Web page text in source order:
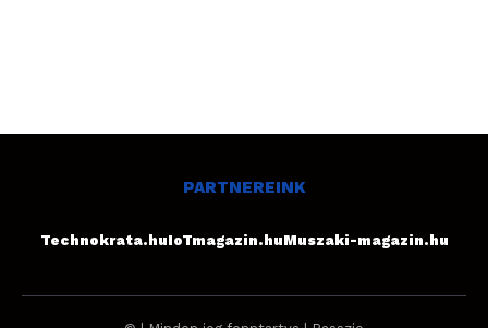
PARTNEREINK
Technokrata.huIoTmagazin.huMuszaki-magazin.hu